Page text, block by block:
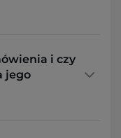
i czy
jego